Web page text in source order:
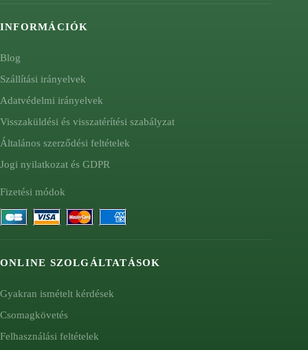
INFORMÁCIÓK
Blog
Szállítási irányelvek
Adatvédelmi irányelvek
Visszaküldési és visszatérítési szabályzat
Általános szerződési feltételek
Jogi nyilatkozat és GDPR
Fizetési módok
ONLINE SZOLGÁLTATÁSOK
Gyakran ismételt kérdések
Csomagkövetés
Felhasználási feltételek